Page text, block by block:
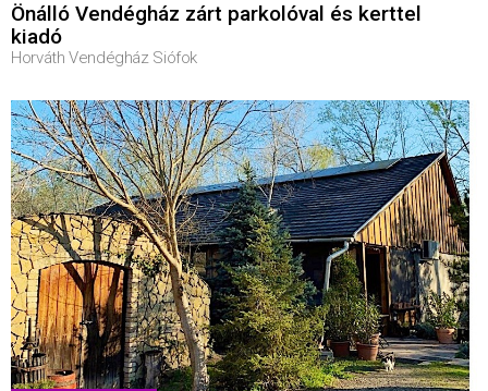
Önálló Vendégház zárt parkolóval és kerttel
kiadó
Horváth Vendégház Siófok